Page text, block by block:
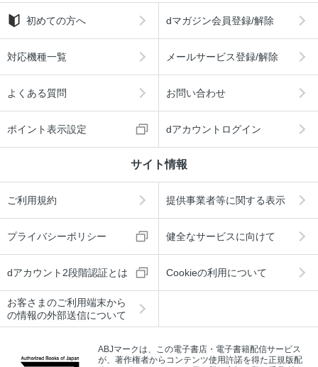
初めての方へ dマガジン会員登録/解除
対応機種一覧 メールサービス登録/解除
よくある質問 お問い合わせ
ポイント表示設定 dアカウントログイン
サイト情報
ご利用規約 提供事業者等に関する表示
プライバシーポリシー 健全なサービスに向けて
dアカウント2段階認証とは Cookieの利用について
お客さまのご利用端末から
の情報の外部送信について
ABJマークは、この電子書店・電子書籍配信サービス
が、著作権者からコンテンツ使用許諾を得た正規版配